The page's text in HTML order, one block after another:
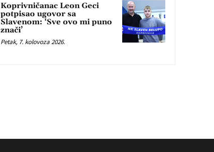
Koprivničanac Leon Geci
potpisao ugovor sa
Slavenom: ‘Sve ovo mi puno
znači’
Petak, 7. kolovoza 2026.